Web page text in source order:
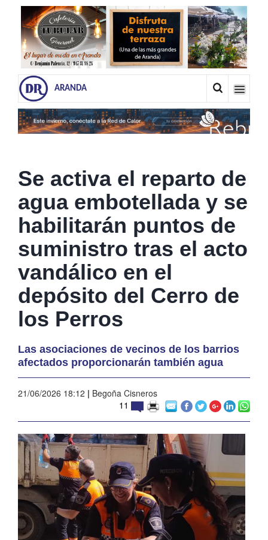
ARANDA
Se activa el reparto de
agua embotellada y se
habilitarán puntos de
suministro tras el acto
vandálico en el
depósito del Cerro de
los Perros
Las asociaciones de vecinos de los barrios
afectados proporcionarán también agua
21/06/2026 18:12 | Begoña Cisneros
11